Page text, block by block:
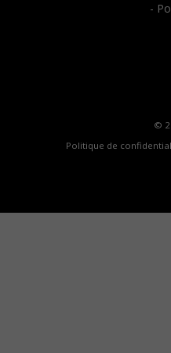
-
©
Politique de